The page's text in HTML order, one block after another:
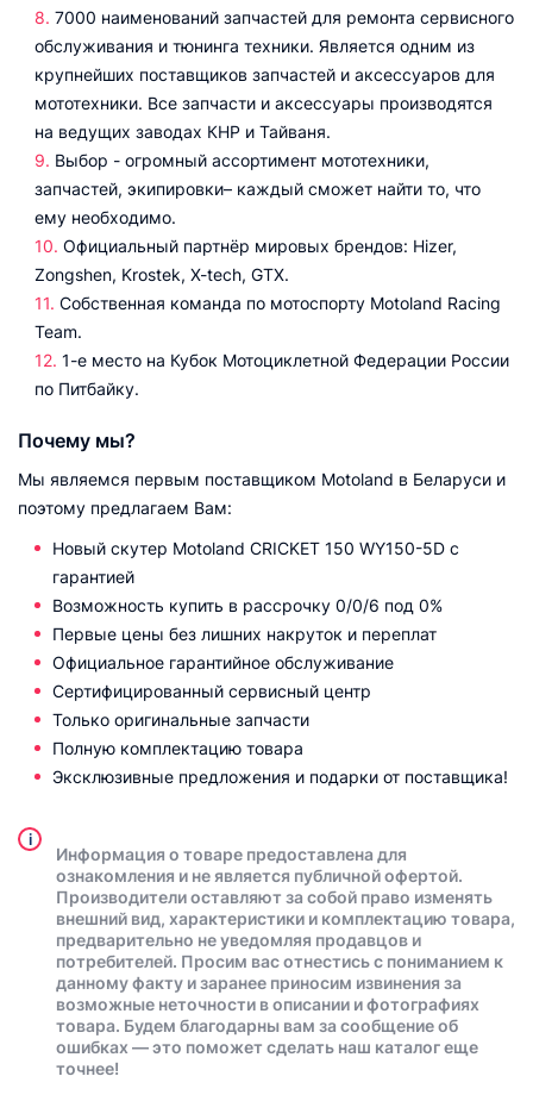
7000 наименований запчастей для ремонта сервисного
обслуживания и тюнинга техники. Является одним из
крупнейших поставщиков запчастей и аксессуаров для
мототехники. Все запчасти и аксессуары производятся
на ведущих заводах КНР и Тайваня.
Выбор - огромный ассортимент мототехники,
запчастей, экипировки– каждый сможет найти то, что
ему необходимо.
Официальный партнёр мировых брендов: Hizer,
Zongshen, Krostek, X-tech, GTX.
Собственная команда по мотоспорту Motoland Racing
Team.
1-е место на Кубок Мотоциклетной Федерации России
по Питбайку.
Почему мы?
Мы являемся первым поставщиком Motoland в Беларуси и
поэтому предлагаем Вам:
Новый скутер Motoland CRICKET 150 WY150-5D с
гарантией
Возможность купить в рассрочку 0/0/6 под 0%
Первые цены без лишних накруток и переплат
Официальное гарантийное обслуживание
Сертифицированный сервисный центр
Только оригинальные запчасти
Полную комплектацию товара
Эксклюзивные предложения и подарки от поставщика!
i
Информация о товаре предоставлена для
ознакомления и не является публичной офертой.
Производители оставляют за собой право изменять
внешний вид, характеристики и комплектацию товара,
предварительно не уведомляя продавцов и
потребителей. Просим вас отнестись с пониманием к
данному факту и заранее приносим извинения за
возможные неточности в описании и фотографиях
товара. Будем благодарны вам за сообщение об
ошибках — это поможет сделать наш каталог еще
точнее!